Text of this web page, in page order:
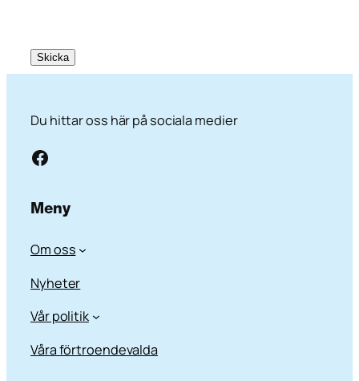
Skicka
Du hittar oss här på sociala medier
Facebook
Meny
Om oss
Nyheter
Vår politik
Våra förtroendevalda